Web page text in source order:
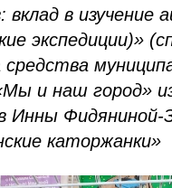
вклад в изучение
экспедиции)»
средства
и наш город»
Инны Фидяниной-
каторжанки»